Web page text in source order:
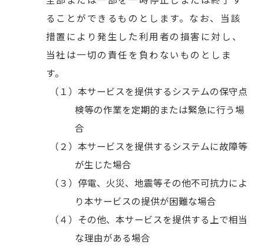
ることができるものとします。なお、当該
措置により発生した利用者の損害に対し、
当社は一切の責任を負わないものとしま
す。
本サービスを提供するシステムの保守点
検等の作業を定期的または緊急に行う場
合
本サービスを提供するシステムに故障等
が生じた場合
停電、火災、地震等その他不可抗力によ
り本サービスの提供が困難な場合
その他、本サービスを提供する上で相当
な理由がある場合